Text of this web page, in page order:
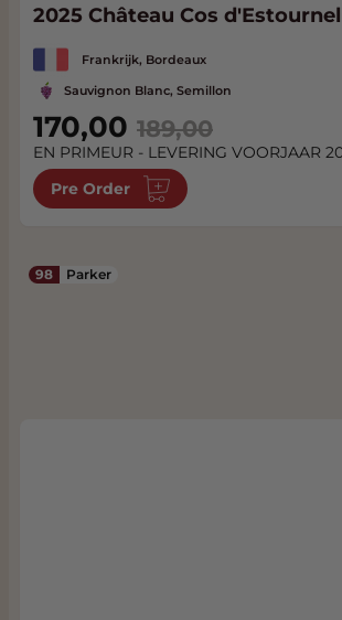
2025 Château Cos
Frankrijk, Bordeaux
Sauvignon Blanc, Semillon
Special Price
170,00 189,00
EN PRIMEUR - LEVERING VOORJAAR
Pre Order
98 Parker